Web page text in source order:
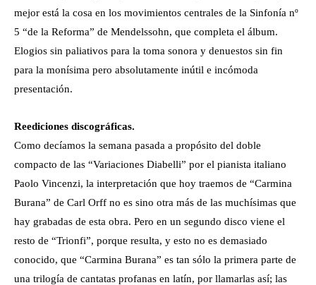
mejor está la cosa en los movimientos centrales de la Sinfonía nº
5 “de la Reforma” de Mendelssohn, que completa el álbum.
Elogios sin paliativos para la toma sonora y denuestos sin fin
para la monísima pero absolutamente inútil e incómoda
presentación.
Reediciones discográficas.
Como decíamos la semana pasada a propósito del doble
compacto de las “Variaciones Diabelli” por el pianista italiano
Paolo Vincenzi, la interpretación que hoy traemos de “Carmina
Burana” de Carl Orff no es sino otra más de las muchísimas que
hay grabadas de esta obra. Pero en un segundo disco viene el
resto de “Trionfi”, porque resulta, y esto no es demasiado
conocido, que “Carmina Burana” es tan sólo la primera parte de
una trilogía de cantatas profanas en latín, por llamarlas así; las